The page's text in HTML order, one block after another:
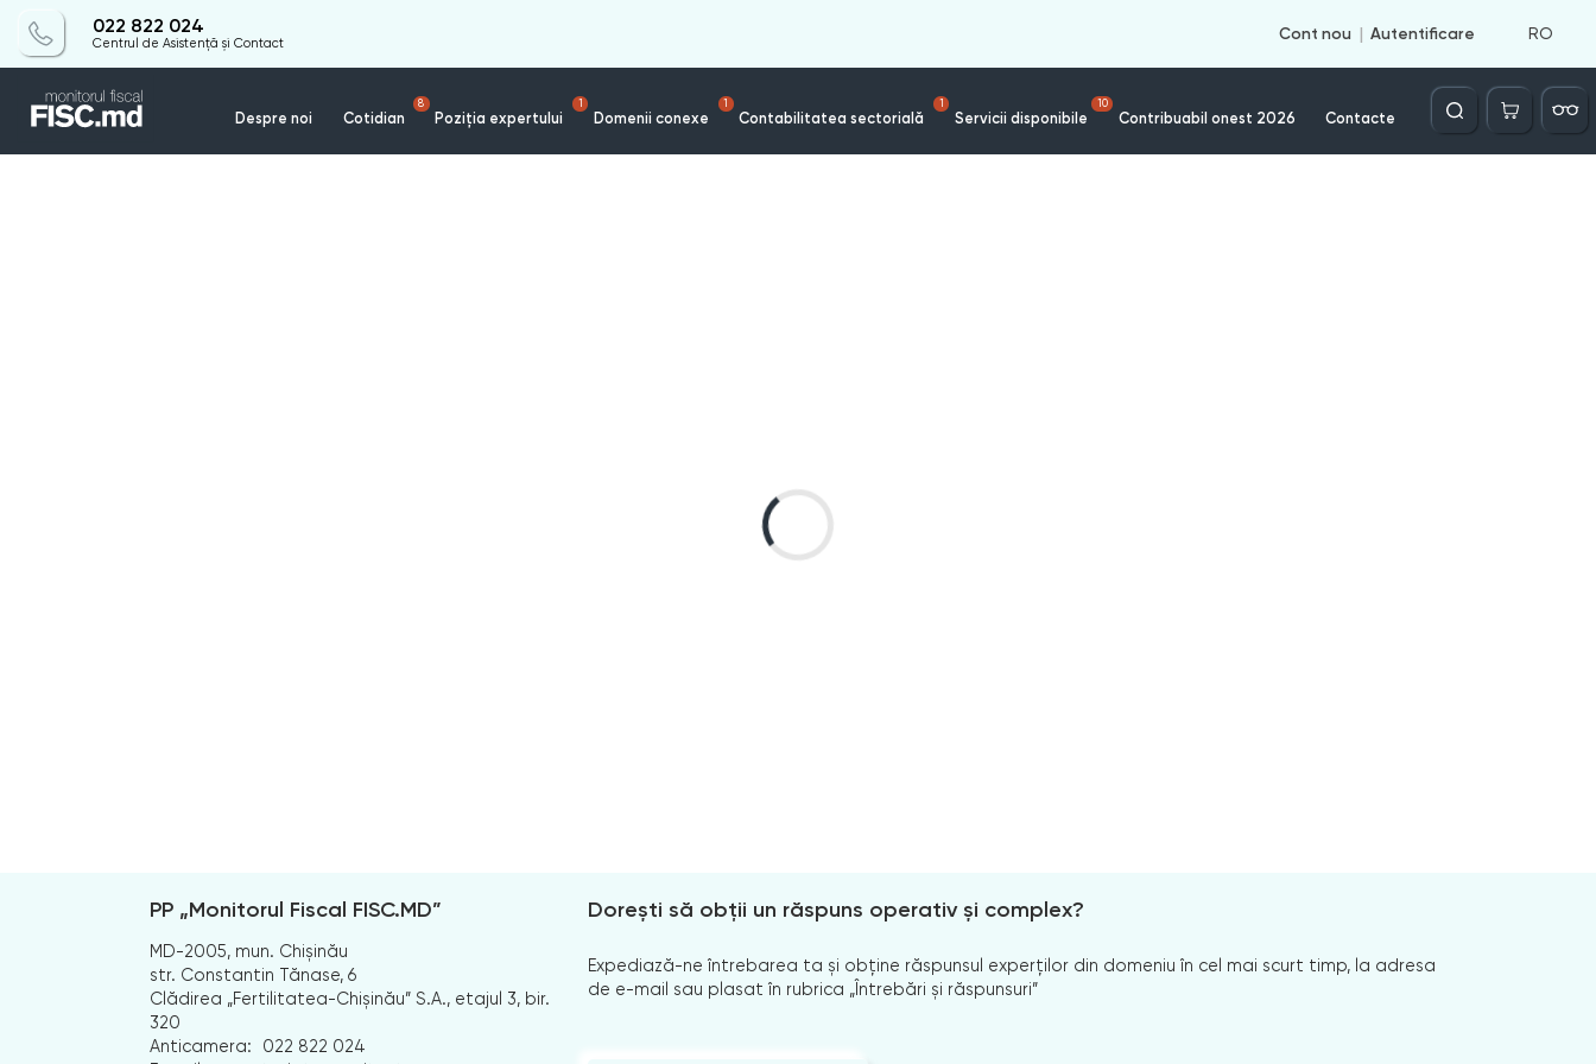
022 822 024
Centrul de Asistență și Contact
Cont nou Autentificare RO
Despre noi Cotidian
8
Poziția expertului
1
Domenii conexe
1
Contabilitatea sectorială
1
Servicii disponibile
10
Contribuabil onest 2026 Contacte
Căutare
PP „Monitorul Fiscal FISC.MD”
MD-2005, mun. Chișinău
str. Constantin Tănase, 6
Clădirea „Fertilitatea-Chișinău” S.A., etajul 3, bir.
320
Anticamera:
022 822 024
Dorești să obții un răspuns operativ și complex?
Expediază-ne întrebarea ta și obține răspunsul experților din domeniu în cel mai scurt timp, la adresa
de e-mail sau plasat în rubrica „Întrebări și răspunsuri”